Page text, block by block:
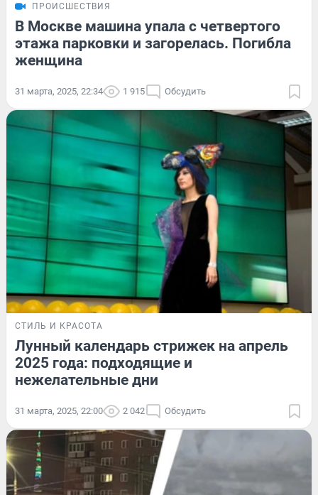
ПРОИСШЕСТВИЯ
В Москве машина упала с четвертого
этажа парковки и загорелась. Погибла
женщина
31 марта, 2025, 22:34 1 915 Обсудить
СТИЛЬ И КРАСОТА
Лунный календарь стрижек на апрель
2025 года: подходящие и
нежелательные дни
31 марта, 2025, 22:00 2 042 Обсудить